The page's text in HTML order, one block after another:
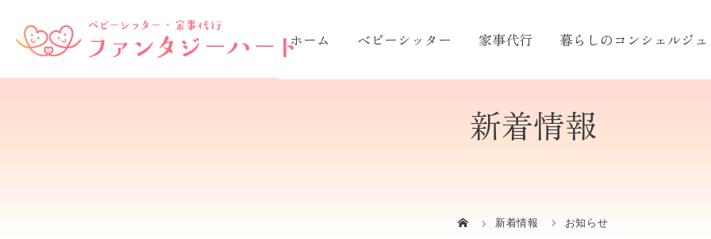
ホーム ベビーシッター 家事代行 暮らしのコンシェルジュ
新着情報
新着情報 お知らせ